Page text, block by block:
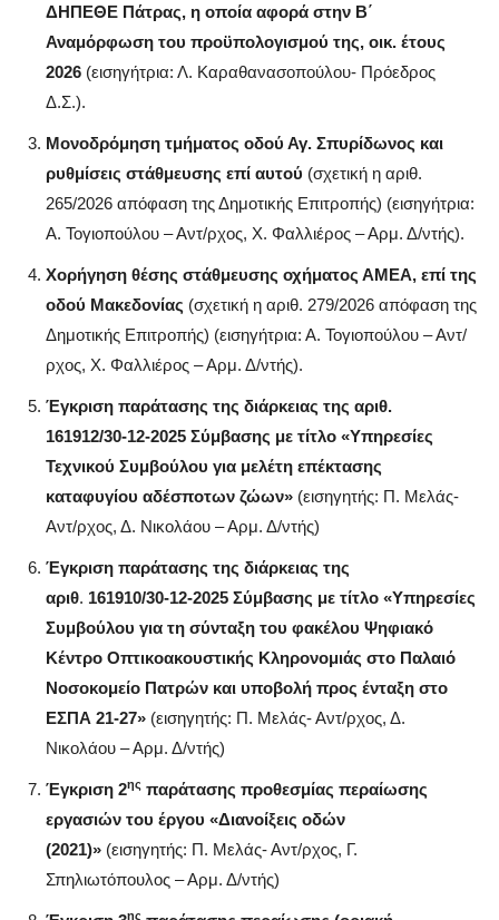
ΔΗΠΕΘΕ Πάτρας, η οποία αφορά στην Β΄
Αναμόρφωση του προϋπολογισμού της, οικ. έτους
2026 (εισηγήτρια: Λ. Καραθανασοπούλου- Πρόεδρος
Δ.Σ.).
Μονοδρόμηση τμήματος οδού Αγ. Σπυρίδωνος και
ρυθμίσεις στάθμευσης επί αυτού (σχετική η αριθ.
265/2026 απόφαση της Δημοτικής Επιτροπής) (εισηγήτρια:
Α. Τογιοπούλου – Αντ/ρχος, Χ. Φαλλιέρος – Αρμ. Δ/ντής).
Χορήγηση θέσης στάθμευσης οχήματος ΑΜΕΑ, επί της
οδού Μακεδονίας (σχετική η αριθ. 279/2026 απόφαση της
Δημοτικής Επιτροπής) (εισηγήτρια: Α. Τογιοπούλου – Αντ/
ρχος, Χ. Φαλλιέρος – Αρμ. Δ/ντής).
Έγκριση παράτασης της διάρκειας της αριθ.
161912/30-12-2025 Σύμβασης με τίτλο «Υπηρεσίες
Τεχνικού Συμβούλου για μελέτη επέκτασης
καταφυγίου αδέσποτων ζώων» (εισηγητής: Π. Μελάς-
Αντ/ρχος, Δ. Νικολάου – Αρμ. Δ/ντής)
Έγκριση παράτασης της διάρκειας της
αριθ. 161910/30-12-2025 Σύμβασης με τίτλο «Υπηρεσίες
Συμβούλου για τη σύνταξη του φακέλου Ψηφιακό
Κέντρο Οπτικοακουστικής Κληρονομιάς στο Παλαιό
Νοσοκομείο Πατρών και υποβολή προς ένταξη στο
ΕΣΠΑ 21-27» (εισηγητής: Π. Μελάς- Αντ/ρχος, Δ.
Νικολάου – Αρμ. Δ/ντής)
Έγκριση 2ης παράτασης προθεσμίας περαίωσης
εργασιών του έργου «Διανοίξεις οδών
(2021)» (εισηγητής: Π. Μελάς- Αντ/ρχος, Γ.
Σπηλιωτόπουλος – Αρμ. Δ/ντής)
ης